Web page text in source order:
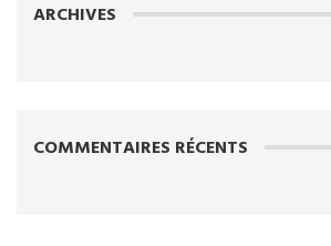
ARCHIVES
COMMENTAIRES RÉCENTS